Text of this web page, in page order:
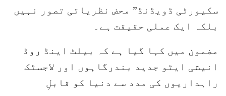
سکیورٹی ڈویڈنڈ” محض نظریاتی تصور نہیں
بلکہ ایک عملی حقیقت ہے۔
مضمون میں کہا گیا ہے کہ بیلٹ اینڈ روڈ
انیشی ایٹو جدید بندرگاہوں اور لاجسٹک
راہداریوں کی مدد سے دنیا کو قابلِ